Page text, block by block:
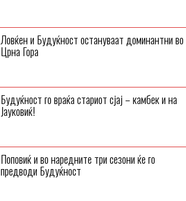
Ловќен и Будуќност остануваат доминантни во
Црна Гора
Будуќност го враќа стариот сјај – камбек и на
Јaуковиќ!
Поповиќ и во наредните три сезони ќе го
предводи Будуќност